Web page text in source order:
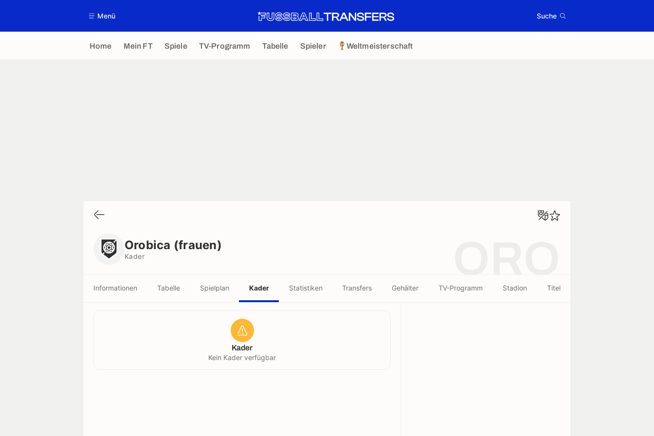
Menü Suche
Home Mein FT Spiele TV-Programm Tabelle Spieler Weltmeisterschaft
Orobica (frauen)
Kader
Informationen Tabelle Spielplan Kader Statistiken Transfers Gehälter TV-Programm Stadion Titel
Kader
Kein Kader verfügbar